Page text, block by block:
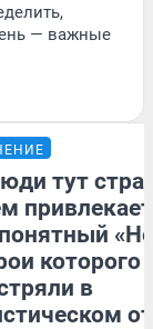
— важные
тут
привлекает
которого
в